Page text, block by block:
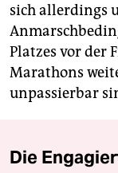
sich allerdings
Platzes vor der
Marathons
unpassierbar
Die